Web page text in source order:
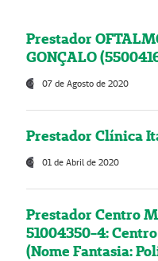
Prestador
GONÇALO
07 de Agosto de 2020
Prestador Clínica
01 de Abril de 2020
Prestador Centro
51004350-4:
(Nome Fantasia: